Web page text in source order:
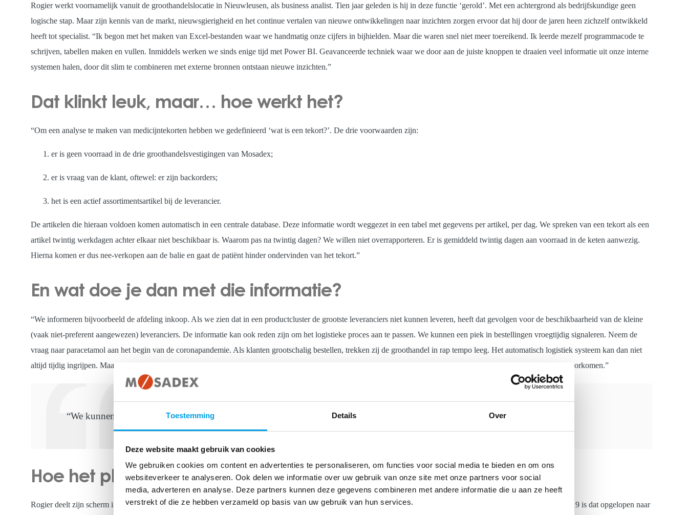
Toestemming Details Over
Deze website maakt gebruik van cookies
We gebruiken cookies om content en advertenties te personaliseren, om functies voor social media te bieden en om ons
websiteverkeer te analyseren. Ook delen we informatie over uw gebruik van onze site met onze partners voor social
media, adverteren en analyse. Deze partners kunnen deze gegevens combineren met andere informatie die u aan ze heeft
verstrekt of die ze hebben verzameld op basis van uw gebruik van hun services.
Rogier werkt voornamelijk vanuit de groothandelslocatie in Nieuwleusen, als business analist. Tien jaar geleden is hij in deze functie ‘gerold’. Met een achtergrond als bedrijfskundige geen
logische stap. Maar zijn kennis van de markt, nieuwsgierigheid en het continue vertalen van nieuwe ontwikkelingen naar inzichten zorgen ervoor dat hij door de jaren heen zichzelf ontwikkeld
heeft tot specialist. “Ik begon met het maken van Excel-bestanden waar we handmatig onze cijfers in bijhielden. Maar die waren snel niet meer toereikend. Ik leerde mezelf programmacode te
schrijven, tabellen maken en vullen. Inmiddels werken we sinds enige tijd met Power BI. Geavanceerde techniek waar we door aan de juiste knoppen te draaien veel informatie uit onze interne
systemen halen, door dit slim te combineren met externe bronnen ontstaan nieuwe inzichten.”
Dat klinkt leuk, maar… hoe werkt het?
“Om een analyse te maken van medicijntekorten hebben we gedefinieerd ‘wat is een tekort?’. De drie voorwaarden zijn:
er is geen voorraad in de drie groothandelsvestigingen van Mosadex;
er is vraag van de klant, oftewel: er zijn backorders;
het is een actief assortimentsartikel bij de leverancier.
De artikelen die hieraan voldoen komen automatisch in een centrale database. Deze informatie wordt weggezet in een tabel met gegevens per artikel, per dag. We spreken van een tekort als een
artikel twintig werkdagen achter elkaar niet beschikbaar is. Waarom pas na twintig dagen? We willen niet overrapporteren. Er is gemiddeld twintig dagen aan voorraad in de keten aanwezig.
Hierna komen er dus nee-verkopen aan de balie en gaat de patiënt hinder ondervinden van het tekort.”
En wat doe je dan met die informatie?
“We informeren bijvoorbeeld de afdeling inkoop. Als we zien dat in een productcluster de grootste leveranciers niet kunnen leveren, heeft dat gevolgen voor de beschikbaarheid van de kleine
(vaak niet-preferent aangewezen) leveranciers. De informatie kan ook reden zijn om het logistieke proces aan te passen. We kunnen een piek in bestellingen vroegtijdig signaleren. Neem de
vraag naar paracetamol aan het begin van de coronapandemie. Als klanten grootschalig bestellen, trekken zij de groothandel in rap tempo leeg. Het automatisch logistiek systeem kan dan niet
altijd tijdig ingrijpen. Maar wij hebben een rapportage gebouwd om (te) grote bestellingen te identificeren. De groothandel verdeelt dan de voorraad om zo tekorten te voorkomen.”
“We kunnen een piek in bestellingen vroegtijdig signaleren”
Hoe het plan van een ijzeren voorraad ontstond
Rogier deelt zijn scherm in de Teams-vergadering. Hij laat zien dat eind 2017 in de categorie ‘generiek’ 300 artikelen voldeden aan de definitie van een tekort. In juli 2019 is dat opgelopen naar